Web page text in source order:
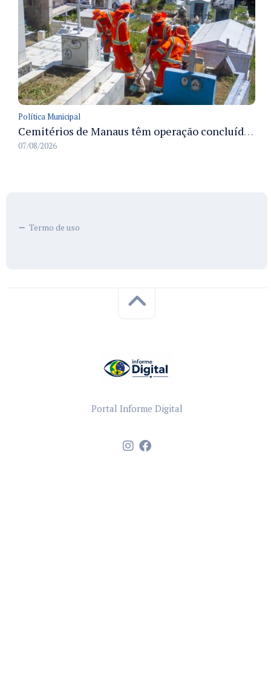
Política Municipal
Cemitérios de Manaus têm operação concluída e estrutura pronta para receber famílias no Dia dos Pais
07/08/2026
Termo de uso
Portal Informe Digital